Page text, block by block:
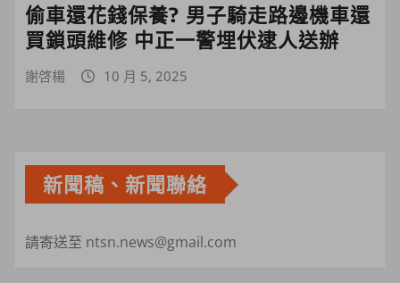
偷車還花錢保養? 男子騎走路邊機車還
買鎖頭維修 中正一警埋伏逮人送辦
謝啓楊 10 月 5, 2025
新聞稿、新聞聯絡
請寄送至 ntsn.news@gmail.com